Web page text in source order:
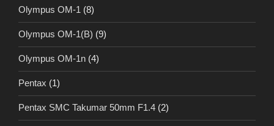
Olympus OM-1 (8)
Olympus OM-1(B) (9)
Olympus OM-1n (4)
Pentax (1)
Pentax SMC Takumar 50mm F1.4 (2)